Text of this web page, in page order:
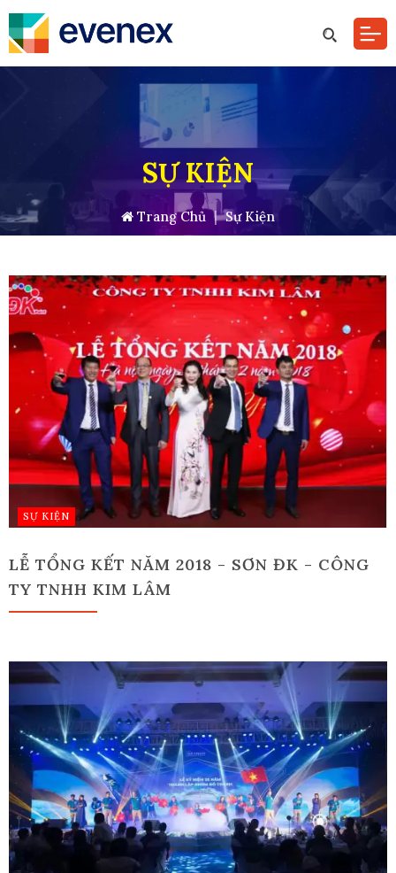
SỰ KIỆN
Trang Chủ | Sự Kiện
SỰ KIỆN
LỄ TỔNG KẾT NĂM 2018 - SƠN ĐK - CÔNG
TY TNHH KIM LÂM